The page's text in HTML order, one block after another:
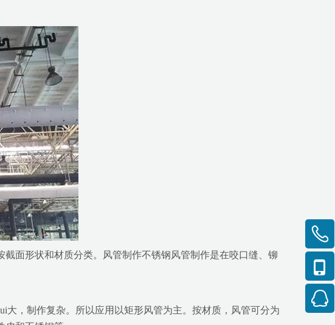
面形状和材质分类。风管制作不锈钢风管制作是在咬口缝、铆
，制作复杂。所以应用以矩形风管为主。按材质，风管可分为